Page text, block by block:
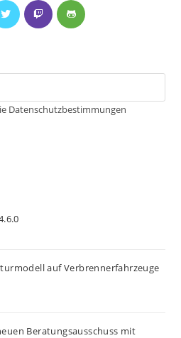
Datenschutzbestimmungen
auf Verbrennerfahrzeuge
Beratungsausschuss mit